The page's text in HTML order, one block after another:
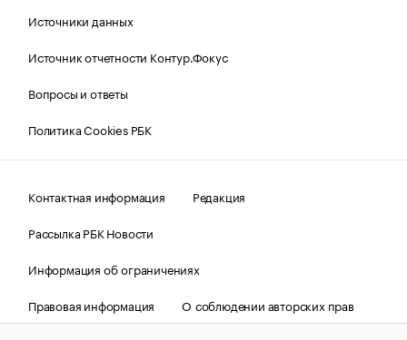
Источники данных
Источник отчетности Контур.Фокус
Вопросы и ответы
Политика Cookies РБК
Контактная информация
Редакция
Рассылка РБК Новости
Информация об ограничениях
Правовая информация
О соблюдении авторских прав